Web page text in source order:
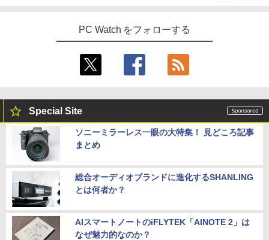
PC Watch をフォローする
Special Site
ソニーミラーレス一眼の大特集！ 見どころ記事
まとめ
総合オーディオブランドに進化するSHANLING
とは何者か？
AIスマートノートのiFLYTEK「AINOTE 2」は
なぜ魅力的なのか？